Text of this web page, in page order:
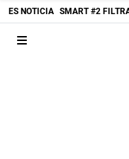
ES NOTICIA SMART #2